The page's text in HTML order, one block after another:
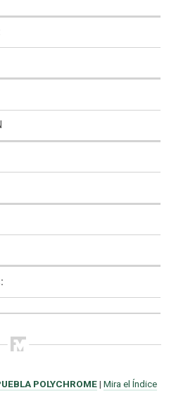
POLYCHROME| Mira el Índice